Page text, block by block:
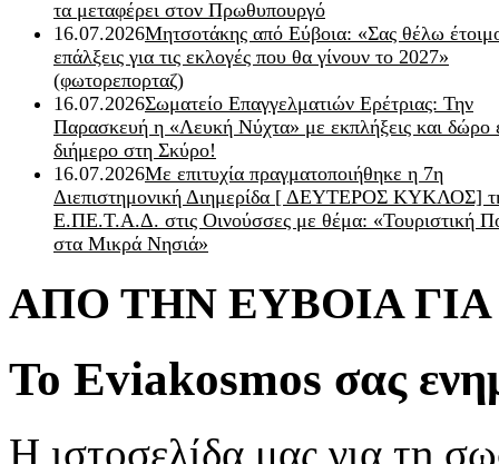
τα μεταφέρει στον Πρωθυπουργό
16.07.2026Μητσοτάκης από Εύβοια: «Σας θέλω
επάλξεις για τις εκλογές που θα γίνουν το 2027»
(φωτορεπορταζ)
16.07.2026Σωματείο Επαγγελματιών Ερέτριας: Την
Παρασκευή η «Λευκή Νύχτα» με εκπλήξεις και δώρο
διήμερο στη Σκύρο!
16.07.2026Με επιτυχία πραγματοποιήθηκε η 7η
Διεπιστημονική Διημερίδα [ ΔEYΤΕΡΟΣ ΚΥΚΛΟΣ]
Ε.ΠΕ.Τ.Α.Δ. στις Οινούσσες με θέμα: «Τουριστική
στα Μικρά Νησιά»
ΑΠΟ ΤΗΝ ΕΥΒΟΙΑ
Το Eviakosmos σας
Η ιστοσελίδα μας για τη